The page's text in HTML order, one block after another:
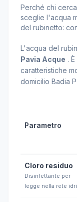
Perché chi
sceglie l'acqua
del rubinetto:
L'acqua del
Pavia Acque .
caratteristiche
domicilio Badia
Parametro
Cloro residuo
Disinfettante per
legge nella rete